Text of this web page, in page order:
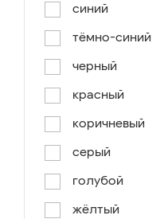
синий
тёмно-синий
черный
красный
коричневый
серый
голубой
жёлтый